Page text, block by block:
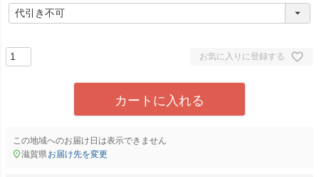
(
お気に入りに登録する
カートに入れる
この地域へのお届け日は表示できません
滋賀県 お届け先を変更